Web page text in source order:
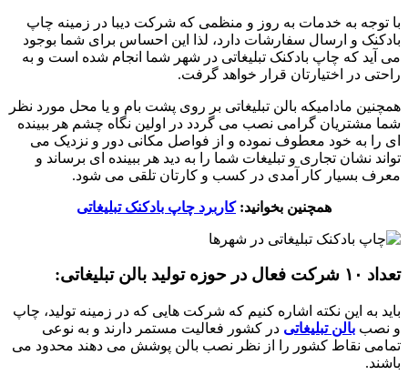
با توجه به خدمات به روز و منظمی که شرکت دیبا در زمینه چاپ
بادکنک و ارسال سفارشات دارد، لذا این احساس برای شما بوجود
می آید که چاپ بادکنک تبلیغاتی در شهر شما انجام شده است و به
راحتی در اختیارتان قرار خواهد گرفت.
همچنین مادامیکه بالن تبلیغاتی بر روی پشت بام و یا محل مورد نظر
شما مشتریان گرامی نصب می گردد در اولین نگاه چشم هر ببینده
ای را به خود معطوف نموده و از فواصل مکانی دور و نزدیک‌ می
تواند نشان تجاری و تبلیغات شما را به دید هر ببینده ای برساند و
معرف بسیار کار آمدی در کسب و کارتان تلقی می شود.
همچنین بخوانید:کاربرد چاپ بادکنک تبلیغاتی
تعداد ۱۰ شرکت فعال در حوزه تولید بالن تبلیغاتی:
باید به این نکته اشاره کنیم که شرکت هایی که در زمینه تولید، چاپ
و نصب بالن تبلیغاتی در کشور فعالیت مستمر دارند و به نوعی
تمامی نقاط کشور را از نظر نصب بالن پوشش می دهند محدود می
باشند.